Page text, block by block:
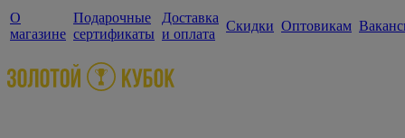
О
магазине
Подарочные
сертификаты
Доставка
и оплата
Скидки Оптовикам